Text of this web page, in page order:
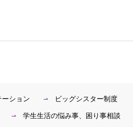
ーション ビッグシスター制度
学生生活の悩み事、困り事相談